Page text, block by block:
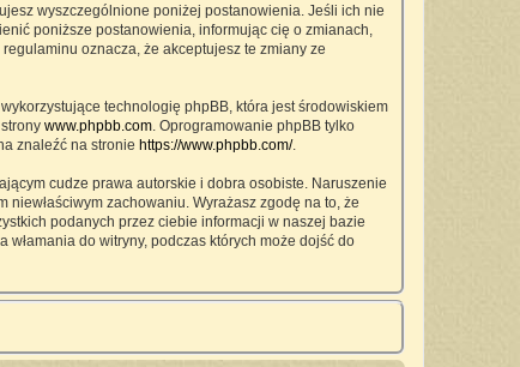
wyszczególnione poniżej postanowienia. Jeśli ich nie
poniższe postanowienia, informując cię o zmianach,
oznacza, że akceptujesz te zmiany ze
wykorzystujące technologię phpBB, która jest środowiskiem
www.phpbb.com . Oprogramowanie phpBB tylko
znaleźć na stronie https://www.phpbb.com/.
cudze prawa autorskie i dobra osobiste. Naruszenie
zachowaniu. Wyrażasz zgodę na to, że
podanych przez ciebie informacji w naszej bazie
do witryny, podczas których może dojść do